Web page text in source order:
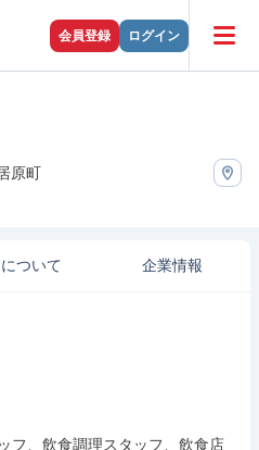
会員登録 ログイン
原町
ついて 企業情報
フ、飲食調理スタッフ、飲食店